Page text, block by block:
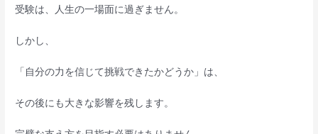
受験は、人生の一場面に過ぎません。
しかし、
「自分の力を信じて挑戦できたかどうか」は、
その後にも大きな影響を残します。